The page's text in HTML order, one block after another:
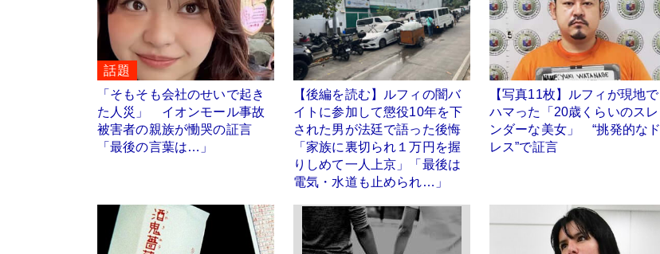
話題
「そもそも会社のせいで起き
た人災」 イオンモール事故
被害者の親族が慟哭の証言
「最後の言葉は…」
【後編を読む】ルフィの闇バ
イトに参加して懲役10年を下
された男が法廷で語った後悔
「家族に裏切られ１万円を握
りしめて一人上京」「最後は
電気・水道も止められ…」
【写真11枚】ルフィが現地で
ハマった「20歳くらいのスレ
ンダーな美女」 “挑発的なド
レス”で証言